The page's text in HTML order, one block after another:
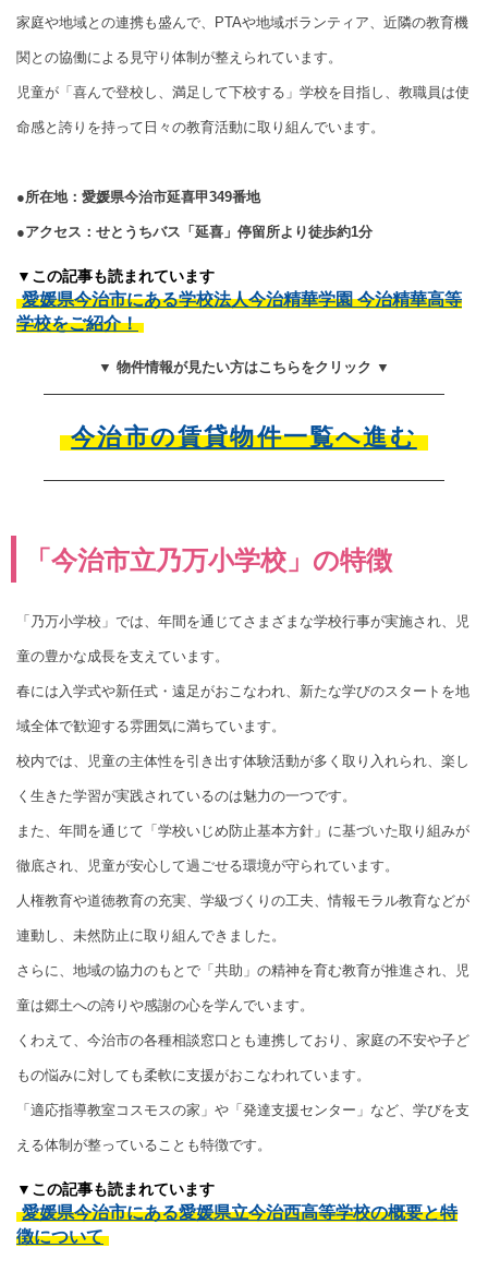
家庭や地域との連携も盛んで、PTAや地域ボランティア、近隣の教育機
関との協働による見守り体制が整えられています。
児童が「喜んで登校し、満足して下校する」学校を目指し、教職員は使
命感と誇りを持って日々の教育活動に取り組んでいます。
●所在地：愛媛県今治市延喜甲349番地
●アクセス：せとうちバス「延喜」停留所より徒歩約1分
▼この記事も読まれています
愛媛県今治市にある学校法人今治精華学園 今治精華高等
学校をご紹介！
▼ 物件情報が見たい方はこちらをクリック ▼
今治市の賃貸物件一覧へ進む
「今治市立乃万小学校」の特徴
「乃万小学校」では、年間を通じてさまざまな学校行事が実施され、児
童の豊かな成長を支えています。
春には入学式や新任式・遠足がおこなわれ、新たな学びのスタートを地
域全体で歓迎する雰囲気に満ちています。
校内では、児童の主体性を引き出す体験活動が多く取り入れられ、楽し
く生きた学習が実践されているのは魅力の一つです。
また、年間を通じて「学校いじめ防止基本方針」に基づいた取り組みが
徹底され、児童が安心して過ごせる環境が守られています。
人権教育や道徳教育の充実、学級づくりの工夫、情報モラル教育などが
連動し、未然防止に取り組んできました。
さらに、地域の協力のもとで「共助」の精神を育む教育が推進され、児
童は郷土への誇りや感謝の心を学んでいます。
くわえて、今治市の各種相談窓口とも連携しており、家庭の不安や子ど
もの悩みに対しても柔軟に支援がおこなわれています。
「適応指導教室コスモスの家」や「発達支援センター」など、学びを支
える体制が整っていることも特徴です。
▼この記事も読まれています
愛媛県今治市にある愛媛県立今治西高等学校の概要と特
徴について